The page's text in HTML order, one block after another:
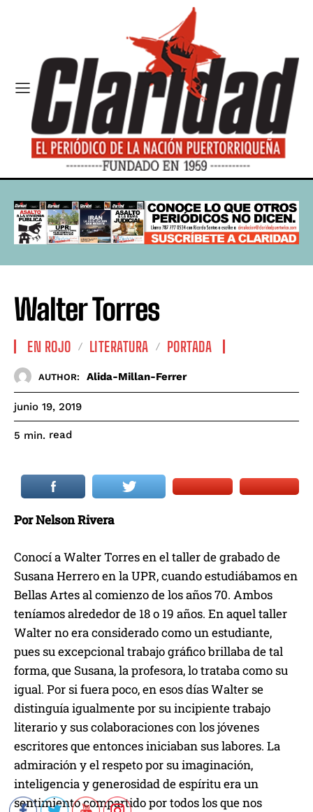
Walter Torres
EN ROJO LITERATURA PORTADA
AUTHOR: Alida-Millan-Ferrer
junio 19, 2019
5 min. read
Por Nelson Rivera
Conocí a Walter Torres en el taller de grabado de
Susana Herrero en la UPR, cuando estudiábamos en
Bellas Artes al comienzo de los años 70. Ambos
teníamos alrededor de 18 o 19 años. En aquel taller
Walter no era considerado como un estudiante,
pues su excepcional trabajo gráfico brillaba de tal
forma, que Susana, la profesora, lo trataba como su
igual. Por si fuera poco, en esos días Walter se
distinguía igualmente por su incipiente trabajo
literario y sus colaboraciones con los jóvenes
escritores que entonces iniciaban sus labores. La
admiración y el respeto por su imaginación,
inteligencia y generosidad de espíritu era un
sentimiento compartido por todos los que nos